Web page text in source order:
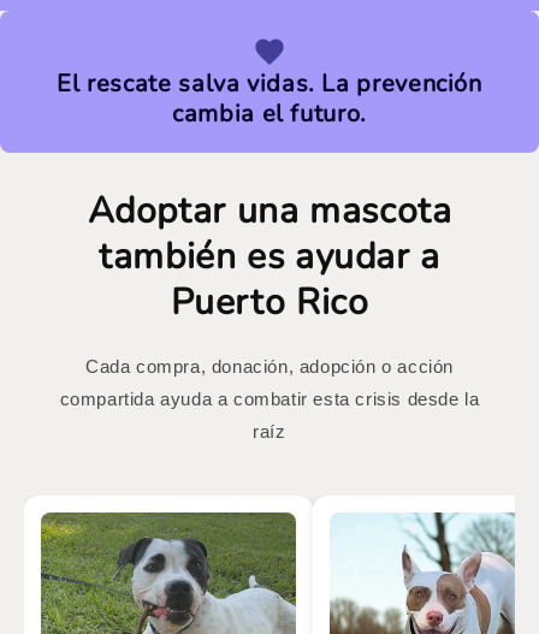
El rescate salva vidas. La prevención
cambia el futuro.
Adoptar una mascota
también es ayudar a
Puerto Rico
Cada compra, donación, adopción o acción
compartida ayuda a combatir esta crisis desde la
raíz